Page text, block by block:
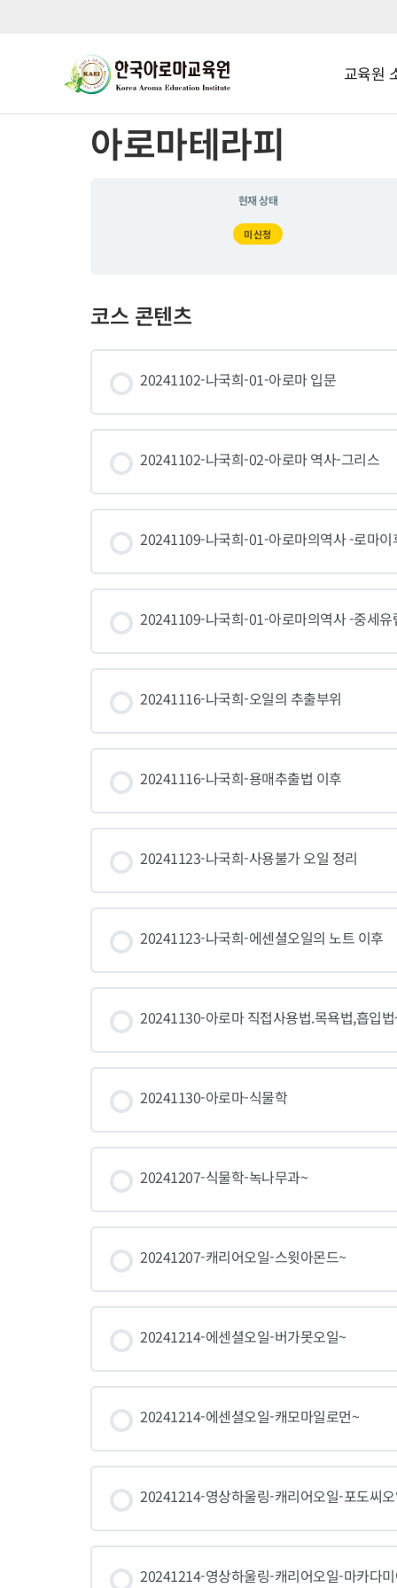
교육원
아로마테라피
현재 상태
미신청
코스 콘텐츠
20241102-나국희-01-아로마 입문
20241102-나국희-02-아로마 역사-그리스
20241109-나국희-01-아로마의역사 -로마이
20241109-나국희-01-아로마의역사 -중세유
20241116-나국희-오일의 추출부위
20241116-나국희-용매추출법 이후
20241123-나국희-사용불가 오일 정리
20241123-나국희-에센셜오일의 노트 이후
20241130-아로마 직접사용법.목욕법,흡입
20241130-아로마-식물학
20241207-식물학-녹나무과~
20241207-캐리어오일-스윗아몬드~
20241214-에센셜오일-버가못오일~
20241214-에센셜오일-캐모마일로먼~
20241214-영상하울링-캐리어오일-포도씨
20241214-영상하울링-캐리어오일-마카다